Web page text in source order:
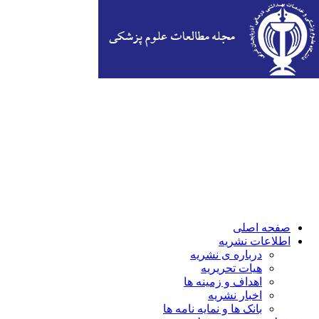
صفحه اصلی
اطلاعات نشریه
درباره ی نشریه
هیات تحریریه
اهداف و زمینه ها
اخبار نشریه
بانک ها و نمایه نامه ها